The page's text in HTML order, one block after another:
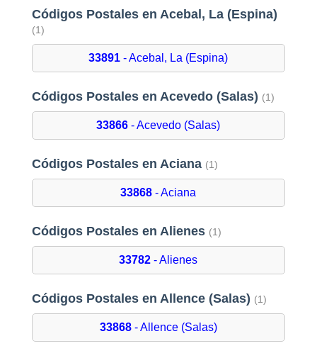
Códigos Postales en Acebal, La (Espina)
(1)
33891 - Acebal, La (Espina)
Códigos Postales en Acevedo (Salas) (1)
33866 - Acevedo (Salas)
Códigos Postales en Aciana (1)
33868 - Aciana
Códigos Postales en Alienes (1)
33782 - Alienes
Códigos Postales en Allence (Salas) (1)
33868- Allence (Salas)